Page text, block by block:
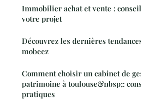
Immobilier achat et vente :
votre projet
Découvrez les dernières
mobeez
Comment choisir un cabinet de
patrimoine à toulouse&nbsp;:
pratiques